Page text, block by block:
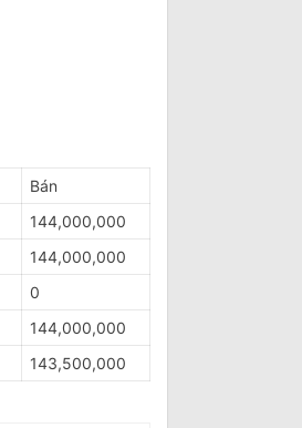
Bán
144,000,000
144,000,000
0
144,000,000
143,500,000